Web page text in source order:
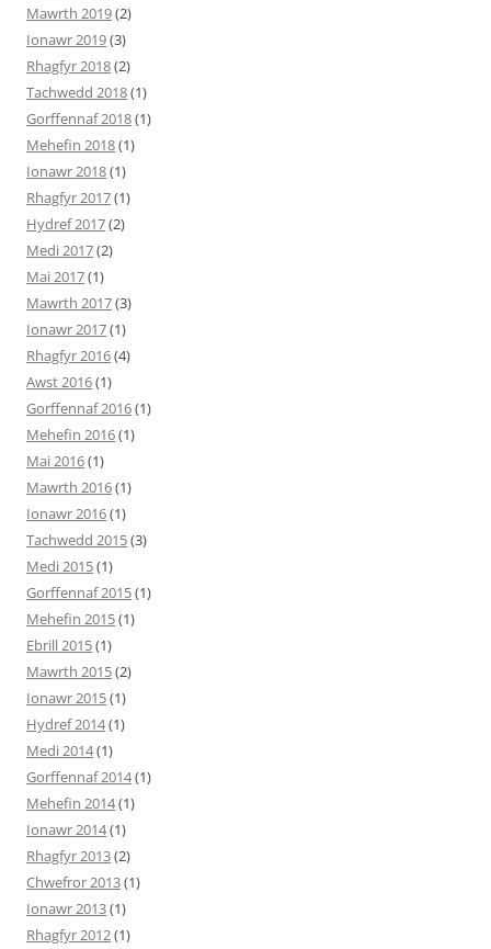
Mawrth 2019(2)
Ionawr 2019(3)
Rhagfyr 2018(2)
Tachwedd 2018(1)
Gorffennaf 2018(1)
Mehefin 2018(1)
Ionawr 2018(1)
Rhagfyr 2017(1)
Hydref 2017(2)
Medi 2017(2)
Mai 2017(1)
Mawrth 2017(3)
Ionawr 2017(1)
Rhagfyr 2016(4)
Awst 2016(1)
Gorffennaf 2016(1)
Mehefin 2016(1)
Mai 2016(1)
Mawrth 2016(1)
Ionawr 2016(1)
Tachwedd 2015(3)
Medi 2015(1)
Gorffennaf 2015(1)
Mehefin 2015(1)
Ebrill 2015(1)
Mawrth 2015(2)
Ionawr 2015(1)
Hydref 2014(1)
Medi 2014(1)
Gorffennaf 2014(1)
Mehefin 2014(1)
Ionawr 2014(1)
Rhagfyr 2013(2)
Chwefror 2013(1)
Ionawr 2013(1)
Rhagfyr 2012(1)